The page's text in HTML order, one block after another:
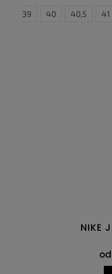
45,5 46
39 40 40,5 41
NIKE
od